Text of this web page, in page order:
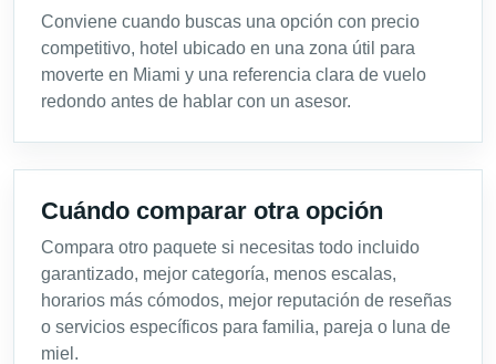
Conviene cuando buscas una opción con precio
competitivo, hotel ubicado en una zona útil para
moverte en Miami y una referencia clara de vuelo
redondo antes de hablar con un asesor.
Cuándo comparar otra opción
Compara otro paquete si necesitas todo incluido
garantizado, mejor categoría, menos escalas,
horarios más cómodos, mejor reputación de reseñas
o servicios específicos para familia, pareja o luna de
miel.